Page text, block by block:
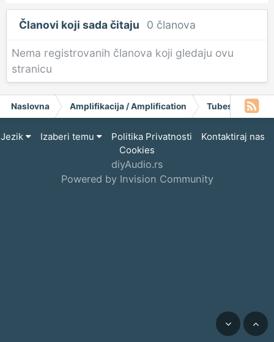
Članovi koji sada čitaju 0 članova
Nema registrovanih članova koji gledaju ovu
stranicu
Naslovna Amplifikacija / Amplification Tubes
Jezik Izaberi temu Politika Privatnosti
Kontaktiraj nas
Cookies
diyAudio.rs
Powered by Invision Community